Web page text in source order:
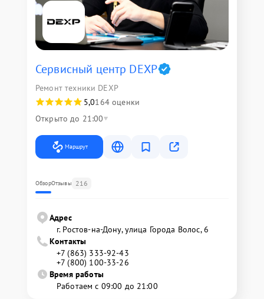
Сервисный центр DEXP
Ремонт техники DEXP
5,0164 оценки
Открыто до 21:00
Маршрут
ОбзорОтзывы 216
Адрес
г. Ростов-на-Дону, улица Города Волос, 6
Контакты
+7 (863) 333-92-43
+7 (800) 100-33-26
Время работы
Работаем с 09:00 до 21:00